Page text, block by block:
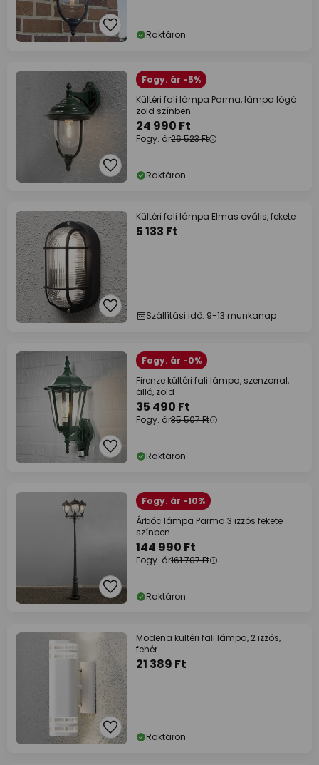
Raktáron
Fogy. ár -5%
Kültéri fali lámpa Parma, lámpa lógó
zöld színben
24 990 Ft
Fogy. ár26 523 Ft
Raktáron
Kültéri fali lámpa Elmas ovális, fekete
5 133 Ft
Szállítási idő: 9-13 munkanap
Fogy. ár -0%
Firenze kültéri fali lámpa, szenzorral,
álló, zöld
35 490 Ft
Fogy. ár35 507 Ft
Raktáron
Fogy. ár -10%
Árbóc lámpa Parma 3 izzós fekete
színben
144 990 Ft
Fogy. ár161 707 Ft
Raktáron
Modena kültéri fali lámpa, 2 izzós,
fehér
21 389 Ft
Raktáron